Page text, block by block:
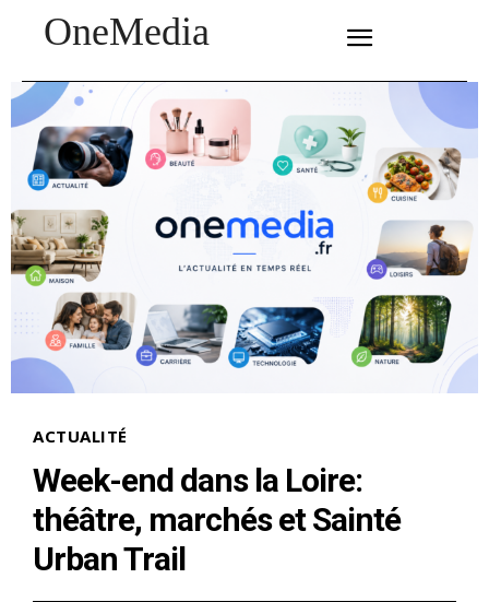
OneMedia
ACTUALITÉ
Week-end dans la Loire:
théâtre, marchés et Sainté
Urban Trail